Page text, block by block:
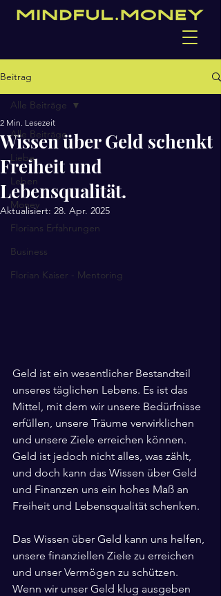
Beitrag
Alle Beiträge
Liebe
Leben
Money
Florians Erfahrungen
Business
Florian Kaiser - Mentoring
Alle Beiträge
Wissen über Geld schenkt
Freiheit und
Lebensqualität.
2 Min. Lesezeit
Aktualisiert: 28. Apr. 2025
Geld ist ein wesentlicher Bestandteil
unseres täglichen Lebens. Es ist das
Mittel, mit dem wir unsere Bedürfnisse
erfüllen, unsere Träume verwirklichen
und unsere Ziele erreichen können.
Geld ist jedoch nicht alles, was zählt,
und doch kann das Wissen über Geld
und Finanzen uns ein hohes Maß an
Freiheit und Lebensqualität schenken.
Das Wissen über Geld kann uns helfen,
unsere finanziellen Ziele zu erreichen
und unser Vermögen zu schützen.
Wenn wir unser Geld klug ausgeben